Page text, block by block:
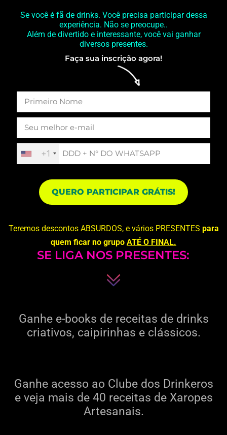
Se você é fã de drinks. Você precisa participar dessa
experiência. Não se preocupe..
Além de divertido e interessante, você vai ganhar
diversos presentes.
Faça sua inscrição agora!
+1
QUERO PARTICIPAR GRÁTIS!
Teremos descontos ABSURDOS, e váriosPRESENTES para
quem ficar no grupo ATÉ O FINAL.
SE LIGA NOS PRESENTES:
Ganhe e-books de receitas de drinks
criativos, caipirinhas e clássicos.
Ganhe acesso ao Clube dos Drinkeros
e veja mais de 40 receitas de Xaropes
Artesanais.